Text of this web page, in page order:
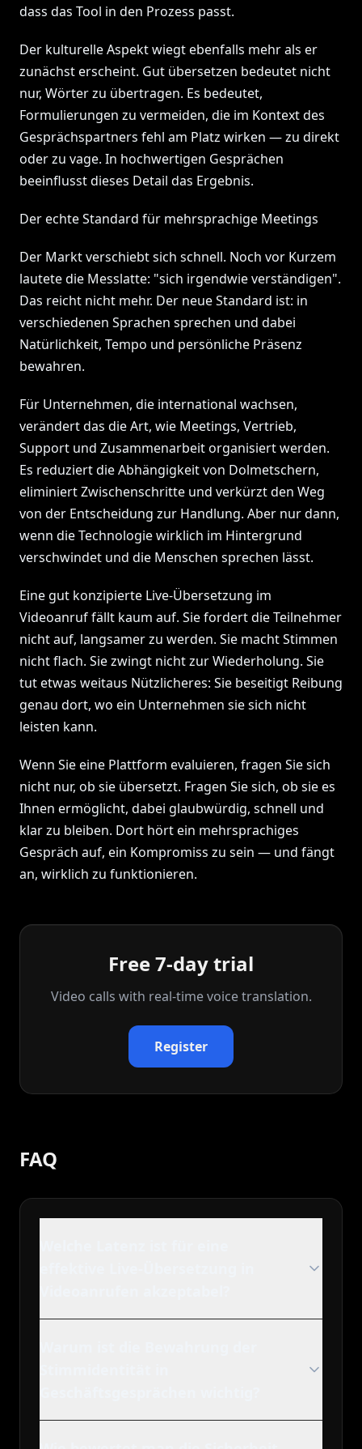
dass das Tool in den Prozess passt.
Der kulturelle Aspekt wiegt ebenfalls mehr als er
zunächst erscheint. Gut übersetzen bedeutet nicht
nur, Wörter zu übertragen. Es bedeutet,
Formulierungen zu vermeiden, die im Kontext des
Gesprächspartners fehl am Platz wirken — zu direkt
oder zu vage. In hochwertigen Gesprächen
beeinflusst dieses Detail das Ergebnis.
Der echte Standard für mehrsprachige Meetings
Der Markt verschiebt sich schnell. Noch vor Kurzem
lautete die Messlatte: "sich irgendwie verständigen".
Das reicht nicht mehr. Der neue Standard ist: in
verschiedenen Sprachen sprechen und dabei
Natürlichkeit, Tempo und persönliche Präsenz
bewahren.
Für Unternehmen, die international wachsen,
verändert das die Art, wie Meetings, Vertrieb,
Support und Zusammenarbeit organisiert werden.
Es reduziert die Abhängigkeit von Dolmetschern,
eliminiert Zwischenschritte und verkürzt den Weg
von der Entscheidung zur Handlung. Aber nur dann,
wenn die Technologie wirklich im Hintergrund
verschwindet und die Menschen sprechen lässt.
Eine gut konzipierte Live-Übersetzung im
Videoanruf fällt kaum auf. Sie fordert die Teilnehmer
nicht auf, langsamer zu werden. Sie macht Stimmen
nicht flach. Sie zwingt nicht zur Wiederholung. Sie
tut etwas weitaus Nützlicheres: Sie beseitigt Reibung
genau dort, wo ein Unternehmen sie sich nicht
leisten kann.
Wenn Sie eine Plattform evaluieren, fragen Sie sich
nicht nur, ob sie übersetzt. Fragen Sie sich, ob sie es
Ihnen ermöglicht, dabei glaubwürdig, schnell und
klar zu bleiben. Dort hört ein mehrsprachiges
Gespräch auf, ein Kompromiss zu sein — und fängt
an, wirklich zu funktionieren.
Free 7-day trial
Video calls with real‑time voice translation.
Register
FAQ